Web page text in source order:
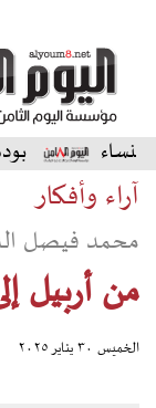
بودشارت يقود
آراء وأفكار
محمد فيصل
من أربيل
الخميس ٣٠ يناير ٢٠٢٥